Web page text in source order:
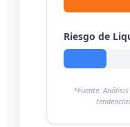
Riesgo de
*Fuente: